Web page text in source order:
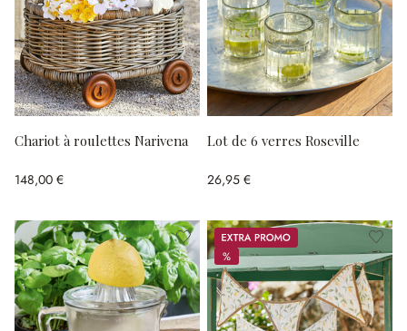
Chariot à roulettes Narivena
148,00 €
Lot de 6 verres Roseville
26,95 €
Promos
%
%